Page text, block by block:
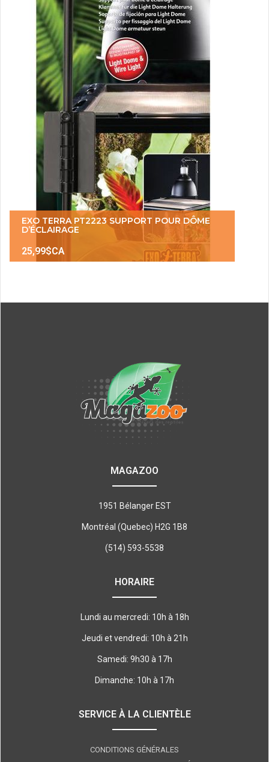
EXO TERRA PT2223 SUPPORT POUR DÔME
D’ÉCLAIRAGE
25,99$CA
MAGAZOO
1951 Bélanger EST
Montréal (Quebec) H2G 1B8
(514) 593-5538
HORAIRE
Lundi au mercredi: 10h à 18h
Jeudi et vendredi: 10h à 21h
Samedi: 9h30 à 17h
Dimanche: 10h à 17h
SERVICE À LA CLIENTÈLE
CONDITIONS GÉNÉRALES